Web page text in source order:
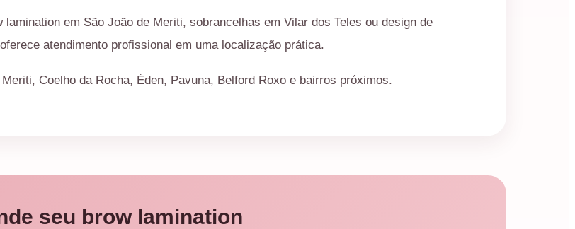
em São João de Meriti, sobrancelhas em Vilar dos Teles ou design de
atendimento profissional em uma localização prática.
Coelho da Rocha, Éden, Pavuna, Belford Roxo e bairros próximos.
seu brow lamination